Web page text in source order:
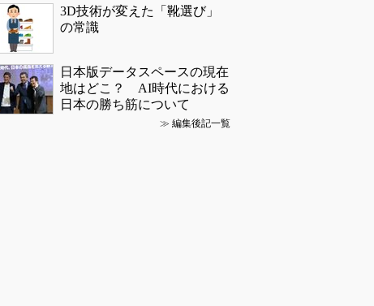
3D技術が変えた「靴選び」
の常識
日本版データスペースの現在
地はどこ？ AI時代における
日本の勝ち筋について
≫ 編集後記一覧